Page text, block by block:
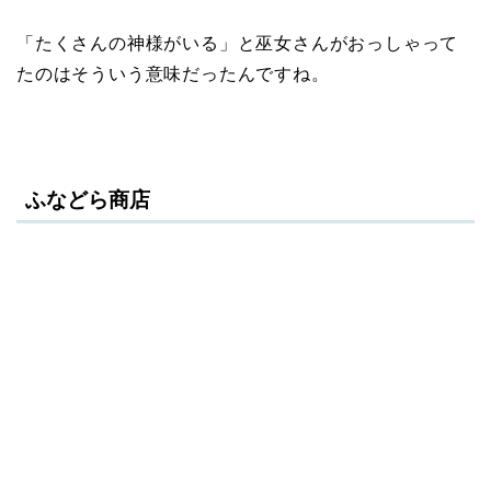
「たくさんの神様がいる」と巫女さんがおっしゃって
たのはそういう意味だったんですね。
ふなどら商店